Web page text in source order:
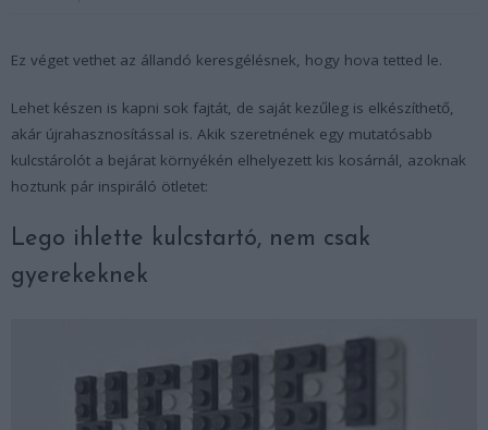
Ez véget vethet az állandó keresgélésnek, hogy hova tetted le.
Lehet készen is kapni sok fajtát, de saját kezűleg is elkészíthető,
akár újrahasznosítással is. Akik szeretnének egy mutatósabb
kulcstárolót a bejárat környékén elhelyezett kis kosárnál, azoknak
hoztunk pár inspiráló ötletet:
Lego ihlette kulcstartó, nem csak
gyerekeknek